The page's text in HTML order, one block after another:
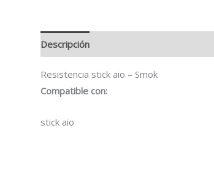
Descripción
Resistencia stick aio – Smok
Compatible con:
stick aio